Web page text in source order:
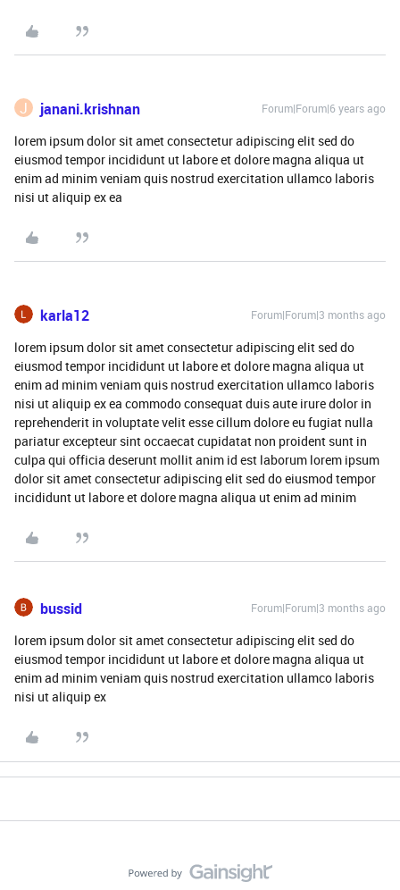
J janani.krishnan Forum|Forum|6 years ago
lorem ipsum dolor sit amet consectetur adipiscing elit sed do
eiusmod tempor incididunt ut labore et dolore magna aliqua ut
enim ad minim veniam quis nostrud exercitation ullamco laboris
nisi ut aliquip ex ea
karla12 Forum|Forum|3 months ago
lorem ipsum dolor sit amet consectetur adipiscing elit sed do
eiusmod tempor incididunt ut labore et dolore magna aliqua ut
enim ad minim veniam quis nostrud exercitation ullamco laboris
nisi ut aliquip ex ea commodo consequat duis aute irure dolor in
reprehenderit in voluptate velit esse cillum dolore eu fugiat nulla
pariatur excepteur sint occaecat cupidatat non proident sunt in
culpa qui officia deserunt mollit anim id est laborum lorem ipsum
dolor sit amet consectetur adipiscing elit sed do eiusmod tempor
incididunt ut labore et dolore magna aliqua ut enim ad minim
bussid Forum|Forum|3 months ago
lorem ipsum dolor sit amet consectetur adipiscing elit sed do
eiusmod tempor incididunt ut labore et dolore magna aliqua ut
enim ad minim veniam quis nostrud exercitation ullamco laboris
nisi ut aliquip ex